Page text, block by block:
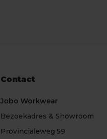
Contact
Jobo Workwear
Bezoekadres & Showroom
Provincialeweg 59